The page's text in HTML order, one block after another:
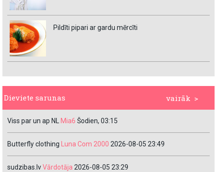
Pildīti pipari ar gardu mērcīti
vairāk >
Dieviete sarunas
Viss par un ap NL Mia6 Šodien, 03:15
Butterfly clothing Luna Com 2000 2026-08-05 23:49
sudzibas.lvVārdotāja 2026-08-05 23:29